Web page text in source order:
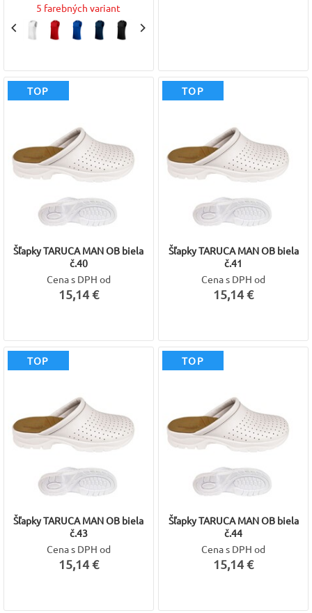
5 farebných variant
TOP
Šľapky TARUCA MAN OB biela
č.40
Cena s DPH od
15,14 €
TOP
Šľapky TARUCA MAN OB biela
č.41
Cena s DPH od
15,14 €
TOP
Šľapky TARUCA MAN OB biela
č.43
Cena s DPH od
15,14 €
TOP
Šľapky TARUCA MAN OB biela
č.44
Cena s DPH od
15,14 €